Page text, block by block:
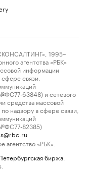
1995–
агентства «РБК»
информации
связи,
63848) и сетевого
средства массовой
надзору в сфере связи,
82385)
агентство «РБК».
биржа